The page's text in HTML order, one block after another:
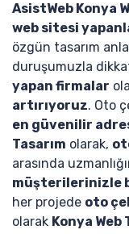
AsistWeb Konya
web sitesi
özgün tasarım
duruşumuzla
yapan firmalar
artırıyoruz. Oto
en güvenilir
Tasarım olarak,
arasında
müşterilerinizle
her projede oto
olarak Konya Web